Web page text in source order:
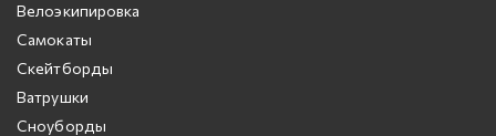
Велоэкипировка
Самокаты
Скейтборды
Ватрушки
Сноуборды